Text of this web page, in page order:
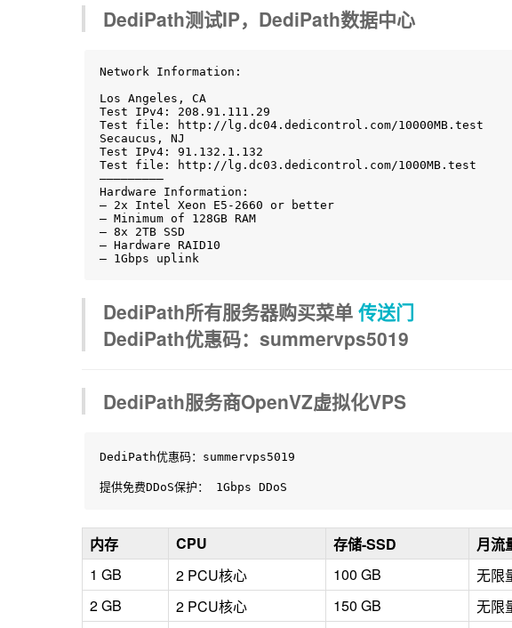
DediPath测试IP，DediPath数据中心
Network Information:
Los Angeles, CA
Test IPv4: 208.91.111.29
Test file: http://lg.dc04.dedicontrol.com/10000MB.test
Secaucus, NJ
Test IPv4: 91.132.1.132
Test file: http://lg.dc03.dedicontrol.com/1000MB.test
————————–
Hardware Information:
– 2x Intel Xeon E5-2660 or better
– Minimum of 128GB RAM
– 8x 2TB SSD
– Hardware RAID10
– 1Gbps uplink
DediPath所有服务器购买菜单 传送门
DediPath优惠码：summervps5019
DediPath服务商OpenVZ虚拟化VPS
DediPath优惠码：summervps5019
提供免费DDoS保护： 1Gbps DDoS
内存 CPU 存储-SSD 月流
1 GB
2 PCU核心 100 GB 无限
2 GB
2 PCU核心 150 GB 无限